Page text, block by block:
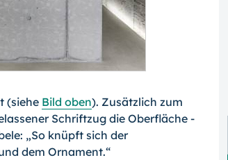
(siehe Bild oben). Zusätz­lich zum
Schrift­zug die Oberfläche -
„So knüpft sich der
dem Ornament.“